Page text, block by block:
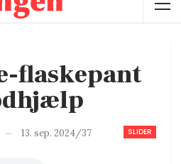
flaskepant
SLIDER
13. sep. 2024/37